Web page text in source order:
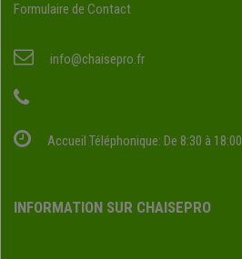
Formulaire de Contact
info@chaisepro.fr
Accueil Téléphonique: De 8:30 à 18:00
INFORMATION SUR CHAISEPRO